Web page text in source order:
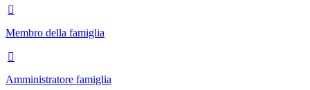

Membro della famiglia

Amministratore famiglia